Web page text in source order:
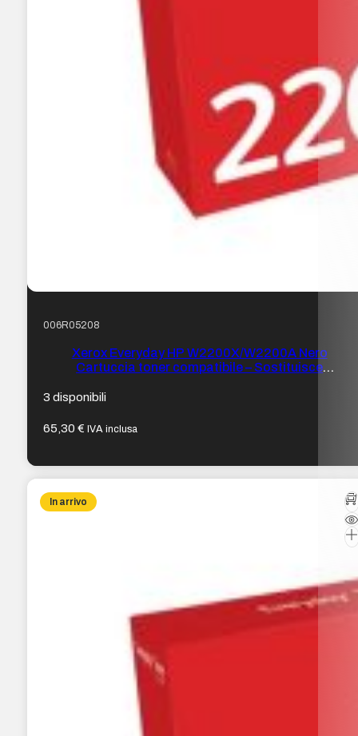
006R05208
Xerox Everyday HP W2200X/W2200A Nero
Cartuccia toner compatibile – Sostituisce
3 disponibili
65,30€ IVA inclusa
In arrivo